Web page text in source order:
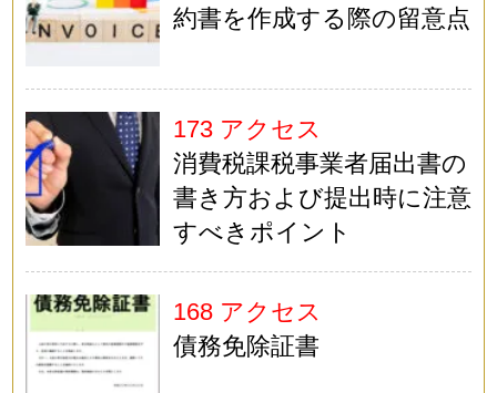
約書を作成する際の留意点
173 アクセス
消費税課税事業者届出書の
書き方および提出時に注意
すべきポイント
168 アクセス
債務免除証書